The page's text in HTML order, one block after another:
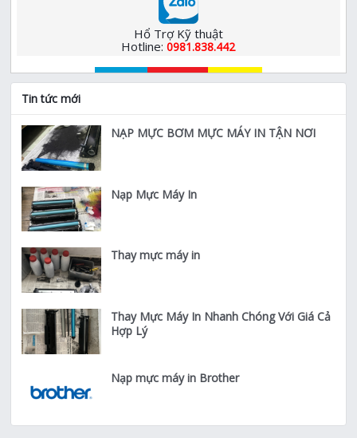
Hổ Trợ Kỹ thuật
Hotline:0981.838.442
Tin tức mới
NẠP MỰC BƠM MỰC MÁY IN TẬN NƠI
Nạp Mực Máy In
Thay mực máy in
Thay Mực Máy In Nhanh Chóng Với Giá Cả
Hợp Lý
Nạp mực máy in Brother